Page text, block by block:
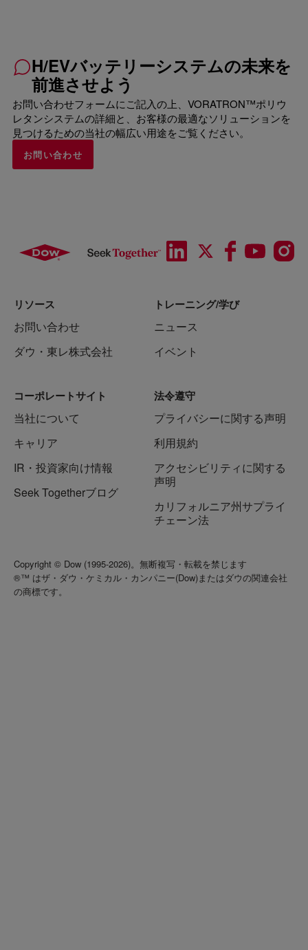
H/EVバッテリーシステムの未来を
前進させよう
お問い合わせフォームにご記入の上、VORATRON™ポリウ
レタンシステムの詳細と、お客様の最適なソリューションを
見つけるための当社の幅広い用途をご覧ください。
お問い合わせ
リソース
お問い合わせ
ダウ・東レ株式会社
トレーニング/学び
ニュース
イベント
コーポレートサイト
当社について
キャリア
IR・投資家向け情報
Seek Togetherブログ
法令遵守
プライバシーに関する声明
利用規約
アクセシビリティに関する
声明
カリフォルニア州サプライ
チェーン法
Copyright © Dow (1995-2026)。無断複写・転載を禁じます
®™ はザ・ダウ・ケミカル・カンパニー(Dow)またはダウの関連会社
の商標です。